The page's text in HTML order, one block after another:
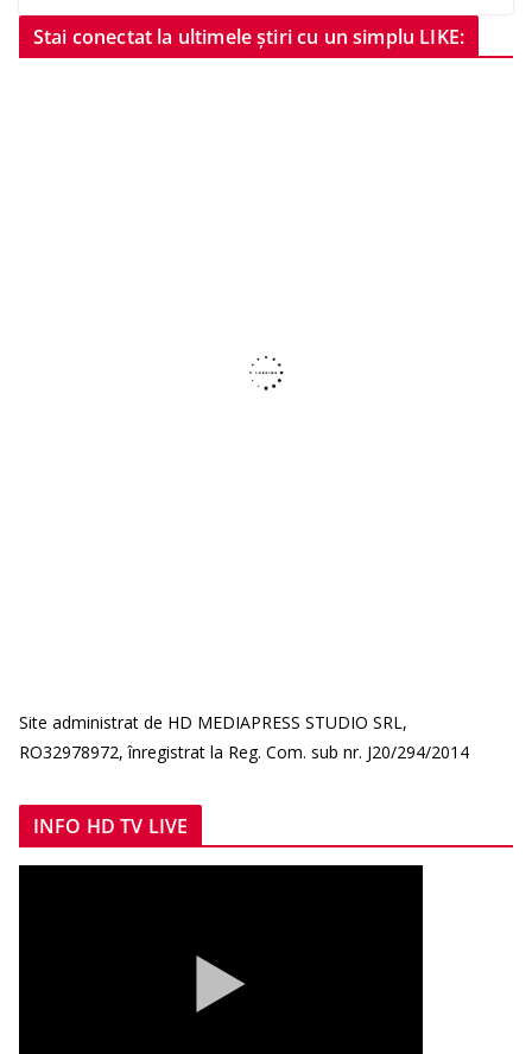
Stai conectat la ultimele știri cu un simplu LIKE:
Site administrat de HD MEDIAPRESS STUDIO SRL,
RO32978972, înregistrat la Reg. Com. sub nr. J20/294/2014
INFO HD TV LIVE